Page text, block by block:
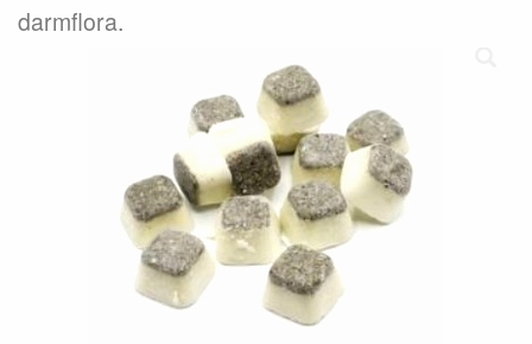
darmflora.